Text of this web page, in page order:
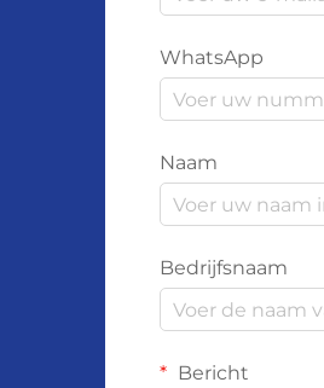
WhatsApp
Naam
Bedrijfsnaam
Bericht